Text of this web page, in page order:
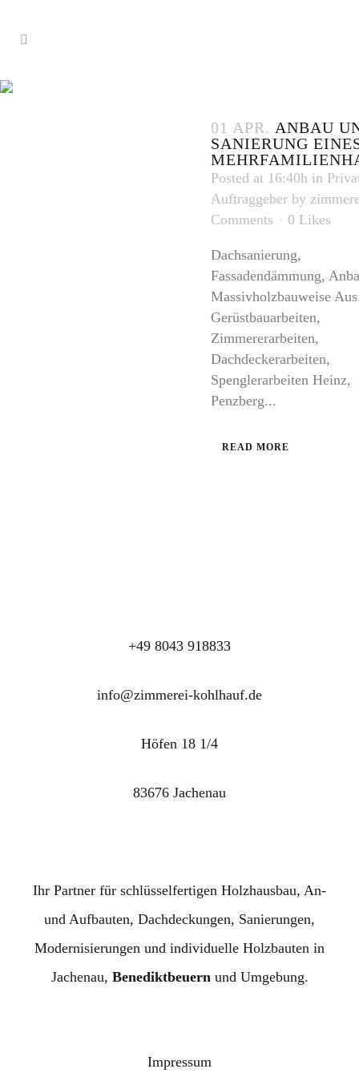
TAG01 APR. ANBAU
SANIERUNG
Posted at 16:40h in
Auftraggeber by
Comments
0 Likes
Dachsanierung,
Fassadendämmung,
Massivholzbauweise
Gerüstbauarbeiten,
Zimmererarbeiten,
Dachdeckerarbeiten,
Spenglerarbeiten Heinz,
Penzberg...
READ MORE
+49 8043 918833
info@zimmerei-kohlhauf.de
Höfen 18 1/4
83676 Jachenau
Ihr Partner für schlüsselfertigen Holzhausbau, An-
und Aufbauten, Dachdeckungen, Sanierungen,
Modernisierungen und individuelle Holzbauten in
Jachenau, Benediktbeuernund Umgebung.
Impressum